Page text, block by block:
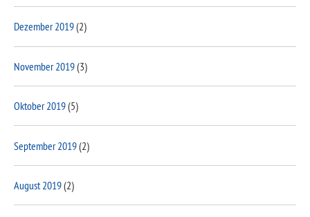
Dezember 2019(2)
November 2019(3)
Oktober 2019(5)
September 2019(2)
August 2019(2)